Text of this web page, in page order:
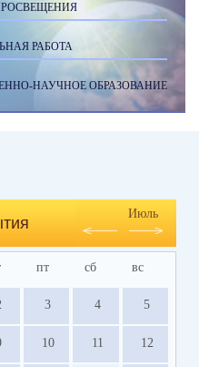
РАБОТА
НАУЧНОЕ ОБРАЗОВАНИЕ
Июль
пт сб вс
3 4 5
10 11 12